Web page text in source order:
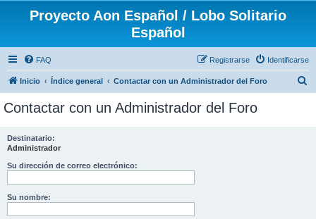
Proyecto Aon Español / Lobo Solitario
Español
FAQ Identificarse
Registrarse
Inicio Índice general Contactar con un Administrador del Foro
Contactar con un Administrador del Foro
Destinatario:
Administrador
Su dirección de correo electrónico:
Su nombre: